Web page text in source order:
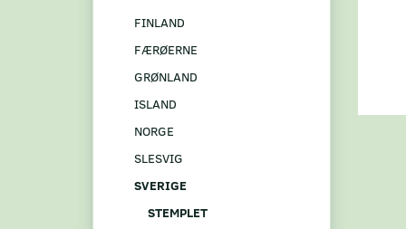
FINLAND
FÆRØERNE
GRØNLAND
ISLAND
NORGE
SLESVIG
SVERIGE
STEMPLET